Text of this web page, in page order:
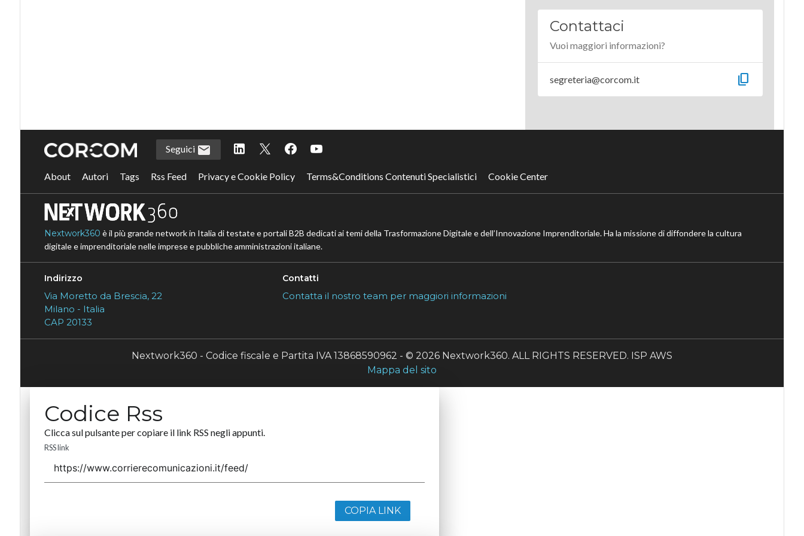
Contattaci
Vuoi maggiori informazioni?
segreteria@corcom.it content_copy
Seguici
About Autori Tags Rss Feed Privacy e Cookie Policy Terms&Conditions Contenuti Specialistici Cookie Center
Nextwork360 è il più grande network in Italia di testate e portali B2B dedicati ai temi della Trasformazione Digitale e dell’Innovazione Imprenditoriale. Ha la missione di diffondere la cultura
digitale e imprenditoriale nelle imprese e pubbliche amministrazioni italiane.
Indirizzo
Via Moretto da Brescia, 22
Milano - Italia
CAP 20133
Contatti
Contatta il nostro team per maggiori informazioni
Nextwork360 - Codice fiscale e Partita IVA 13868590962 - © 2026 Nextwork360. ALL RIGHTS RESERVED. ISP AWS
Mappa del sito
Codice Rss
Clicca sul pulsante per copiare il link RSS negli appunti.
RSS link
COPIA LINK